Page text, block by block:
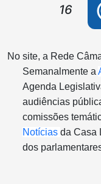
16
No site, a Rede
Semanalmente a
Agenda
audiências
comissões
Notícias da Casa
dos